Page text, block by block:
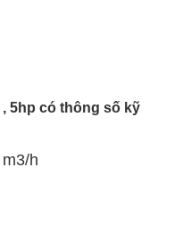
5hp có thông số kỹ
h